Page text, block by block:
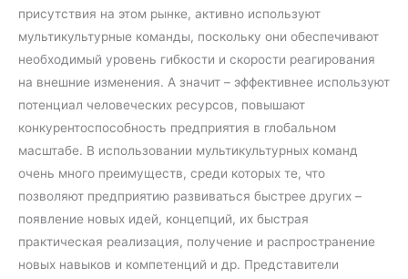
присутствия на этом рынке, активно используют
мультикультурные команды, поскольку они обеспечивают
необходимый уровень гибкости и скорости реагирования
на внешние изменения. А значит – эффективнее используют
потенциал человеческих ресурсов, повышают
конкурентоспособность предприятия в глобальном
масштабе. В использовании мультикультурных команд
очень много преимуществ, среди которых те, что
позволяют предприятию развиваться быстрее других –
появление новых идей, концепций, их быстрая
практическая реализация, получение и распространение
новых навыков и компетенций и др. Представители